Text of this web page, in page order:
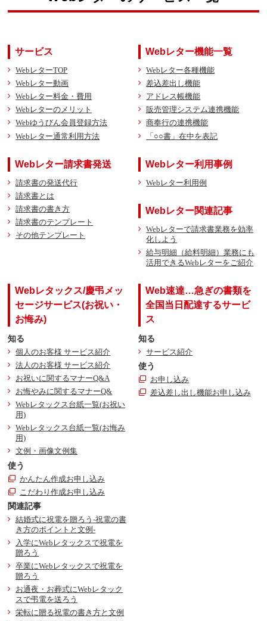
サービス
WebレターTOP
Webレター動画
Webレター料金・費用
Webレターのメリット
Webゆうびん会員登録方法
Webレター通常利用方法
Webレター機能一覧
Webレター各種機能
差込差出し機能
アドレス帳機能
販売管理システム連携機能
商奉行の連携機能
「○○書」在中を表記
Webレター請求書発送
請求書の発送代行
請求書とは
請求書の書き方
請求書のテンプレート
その他テンプレート
Webレター利用事例
Webレター利用例
Webレター関連記事
Webレターで請求書業務を効率
化しよう
給与明細（給料明細）業務にも
活用できるWebレターをご紹介
Webレタックス/慶弔メッ
セージサービス(お祝い・
お悔み)
知る
個人のお客様 サービス紹介
法人のお客様 サービス紹介
お祝いに関するマナーQ&A
お悔やみに関するマナーQ&
Webレタックス台紙一覧(お祝い
用)
Webレタックス台紙一覧(お悔み
用)
文例・画像文例集
使う
かんたん作成お申し込み
こだわり作成お申し込み
関連記事
結婚式に祝電を贈ろう-祝電の書
き方のポイントと文例-
入学にWebレタックスで祝電を
贈ろう
卒業にWebレタックスで祝電を
贈ろう
お通夜・お葬式にWebレタック
スで弔電を送ろう
栄転に贈る祝電の書き方と文例
Web速達…急ぎの書類を
全国当日配達するサービ
ス
知る
サービス紹介
使う
お申し込み
差込差し出し機能お申し込み